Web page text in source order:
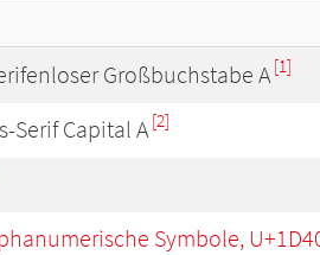
Großbuchstabe A[1]
Serif Capital A[2]
Symbole,